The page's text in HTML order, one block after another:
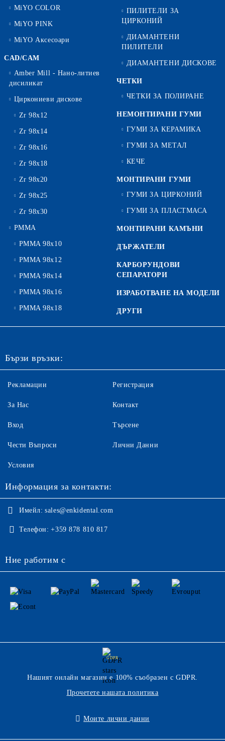
MiYO COLOR
MiYO PINK
MiYO Аксесоари
CAD/CAM
Amber Mill - Нано-литиев
дисиликат
Циркониеви дискове
Zr 98x12
Zr 98x14
Zr 98x16
Zr 98x18
Zr 98x20
Zr 98x25
Zr 98x30
PMMA
PMMA 98x10
PMMA 98x12
PMMA 98x14
PMMA 98x16
PMMA 98x18
ПИЛИТЕЛИ ЗА
ЦИРКОНИЙ
ДИАМАНТЕНИ
ПИЛИТЕЛИ
ДИАМАНТЕНИ ДИСКОВЕ
ЧЕТКИ
ЧЕТКИ ЗА ПОЛИРАНЕ
НЕМОНТИРАНИ ГУМИ
ГУМИ ЗА КЕРАМИКА
ГУМИ ЗА МЕТАЛ
КЕЧЕ
МОНТИРАНИ ГУМИ
ГУМИ ЗА ЦИРКОНИЙ
ГУМИ ЗА ПЛАСТМАСА
МОНТИРАНИ КАМЪНИ
ДЪРЖАТЕЛИ
КАРБОРУНДОВИ
СЕПАРАТОРИ
ИЗРАБОТВАНЕ НА МОДЕЛИ
ДРУГИ
Бързи връзки:
Рекламации
За Нас
Вход
Чести Въпроси
Регистрация
Контакт
Търсене
Лични Данни
Условия
Информация за контакти:
Имейл: sales@enkidental.com
Телефон: +359 878 810 817
Ние работим с
GDPR
Нашият онлайн магазин е 100% съобразен с GDPR.
Прочетете нашата политика
Моите лични данни